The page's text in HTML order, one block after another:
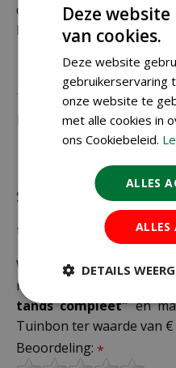
daarom altijd goed je
bestelling plaatst.
Recensies
Schrijf zelf een
tuinhark 10 tands
Wij zijn benieuwd
recensie over het artikel
tands compleet"en
Tuinbon ter waarde van €
Beoordeling: *
Deze
van cookies.
Deze website
gebruikerservaring
onze website te
met alle cookies in
ons Cookiebeleid.
ALLES
ALLES
DETAILS